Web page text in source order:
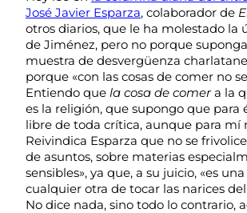
José Javier Esparza, colaborador de
otros diarios, que le ha molestado la
de Jiménez, pero no porque
muestra de desvergüenza
porque «con las cosas de comer no
Entiendo que la cosa de comera la
es la religión, que supongo que para
libre de toda crítica, aunque para mí
Reivindica Esparza que no se
de asuntos, sobre materias
sensibles», ya que, a su juicio, «es
cualquier otra de tocar las narices
No dice nada, sino todo lo contrario,